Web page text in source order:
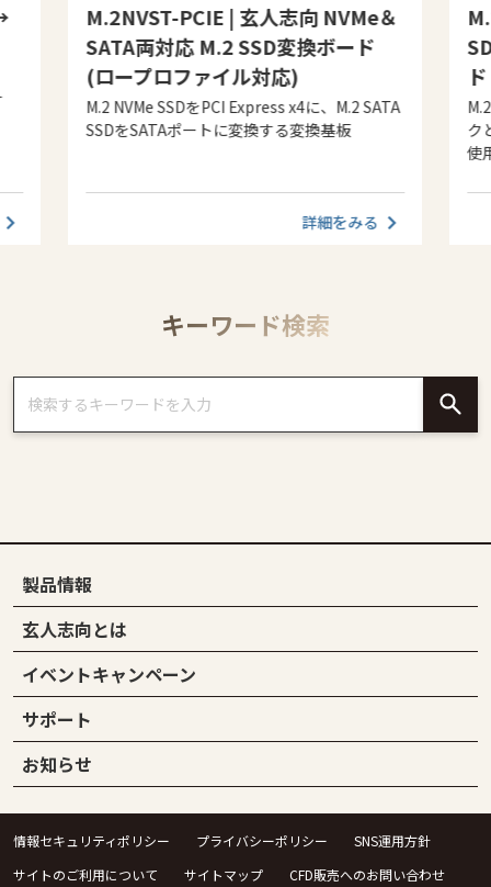
M.2NVST-PCIE | 玄人志向 NVMe＆
SATA両対応 M.2 SSD変換ボード
(ロープロファイル対応)
M.2 NVMe SSDをPCI Express x4に、M.2 SATA
SSDをSATAポートに変換する変換基板
詳細をみる
ド
ク
使
キーワード検索
製品情報
玄人志向とは
イベントキャンペーン
サポート
お知らせ
情報セキュリティポリシー プライバシーポリシー
SNS運用方針
サイトのご利用について
サイトマップ CFD販売へのお問い合わせ